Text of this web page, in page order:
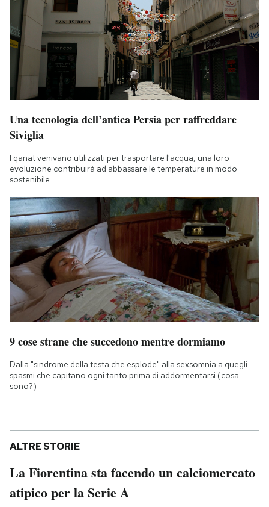
Una tecnologia dell’antica Persia per raffreddare
Siviglia
I qanat venivano utilizzati per trasportare l'acqua, una loro
evoluzione contribuirà ad abbassare le temperature in modo
sostenibile
9 cose strane che succedono mentre dormiamo
Dalla "sindrome della testa che esplode" alla sexsomnia a quegli
spasmi che capitano ogni tanto prima di addormentarsi (cosa
sono?)
ALTRE STORIE
La Fiorentina sta facendo un calciomercato
atipico per la Serie A